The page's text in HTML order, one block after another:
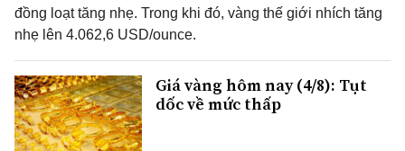
đồng loạt tăng nhẹ. Trong khi đó, vàng thế giới nhích tăng
nhẹ lên 4.062,6 USD/ounce.
Giá vàng hôm nay (4/8): Tụt
dốc về mức thấp